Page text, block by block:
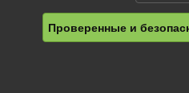
Проверенные и